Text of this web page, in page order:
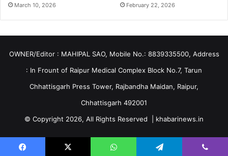
March 10, 2026 February 22, 2026
OWNER/Editor : MAHIPAL SAO, Mobile No.: 8839335500, Address
: In Frount of Raipur Medical Complex Block No.7, Tarun
Chhattisgarh Press Tower, Rajbandha Maidan, Raipur,
Chhattisgarh 492001
© Copyright 2026, All Rights Reserved | khabarinews.in